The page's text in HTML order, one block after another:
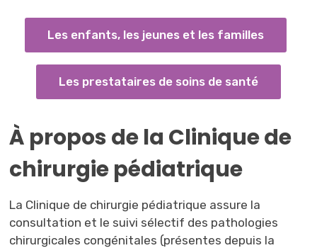
Les enfants, les jeunes et les familles
Les prestataires de soins de santé
À propos de la Clinique de
chirurgie pédiatrique
La Clinique de chirurgie pédiatrique assure la
consultation et le suivi sélectif des pathologies
chirurgicales congénitales (présentes depuis la